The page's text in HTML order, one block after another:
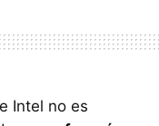
Intel no es